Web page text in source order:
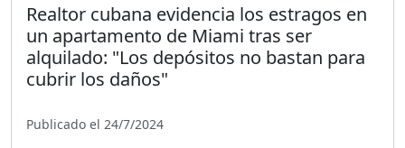
Realtor cubana evidencia los estragos en
un apartamento de Miami tras ser
alquilado: "Los depósitos no bastan para
cubrir los daños"
Publicado el 24/7/2024